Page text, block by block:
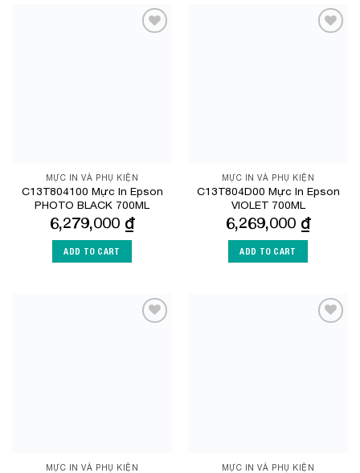
MỰC IN VÀ PHỤ KIỆN
C13T804100 Mực In Epson
PHOTO BLACK 700ML
6,279,000 ₫
ADD TO CART
MỰC IN VÀ PHỤ KIỆN
C13T804D00 Mực In Epson
VIOLET 700ML
6,269,000 ₫
ADD TO CART
MỰC IN VÀ PHỤ KIỆN MỰC IN VÀ PHỤ KIỆN